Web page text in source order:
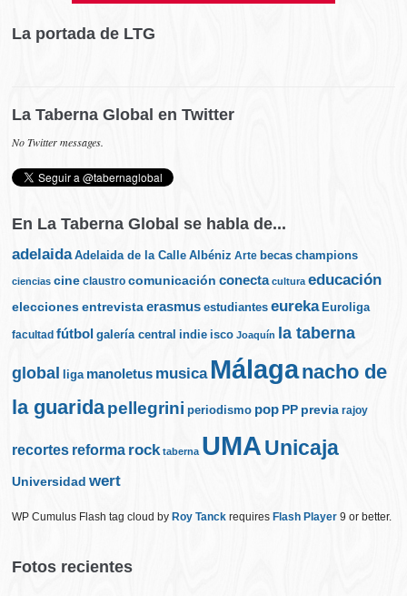
La portada de LTG
La Taberna Global en Twitter
No Twitter messages.
En La Taberna Global se habla de...
adelaida Adelaida de la Calle Albéniz Arte becas champions
ciencias cine claustro comunicación conecta cultura educación
elecciones entrevista erasmus estudiantes eureka Euroliga
facultad fútbol galería central indie isco Joaquín la taberna
global liga manoletus musica Málaganacho de
la guaridapellegrini periodismo pop PP previa rajoy
recortes reforma rock taberna UMA Unicaja
Universidad wert
WP Cumulus Flash tag cloud byRoy Tanck requiresFlash Player 9 or better.
Fotos recientes